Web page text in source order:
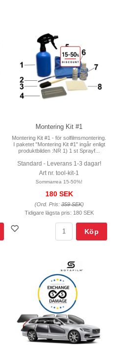
Montering Kit #1
Montering Kit #1 - för solfilmsmontering.
I paketet "Montering Kit #1" ingår enligt
produktbilden :NR 1) 1 st Sprayf...
Standard - Leverans 1-3 dagar!
Art nr. tool-kit-1
Sommarrea 15-50%!
180 SEK
(Ord. Pris:359 SEK)
Tidigare lägsta pris: 180 SEK
Köp